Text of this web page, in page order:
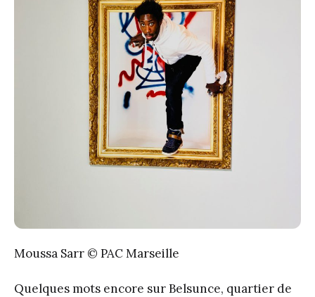
Moussa Sarr © PAC Marseille
Quelques mots encore sur Belsunce, quartier de